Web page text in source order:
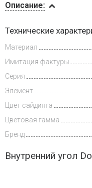
и оплата
Описание:
Технические
Материал
Имитация фактуры
Серия
Элемент
Цвет сайдинга
Цветовая гамма
Бренд
Внутренний угол